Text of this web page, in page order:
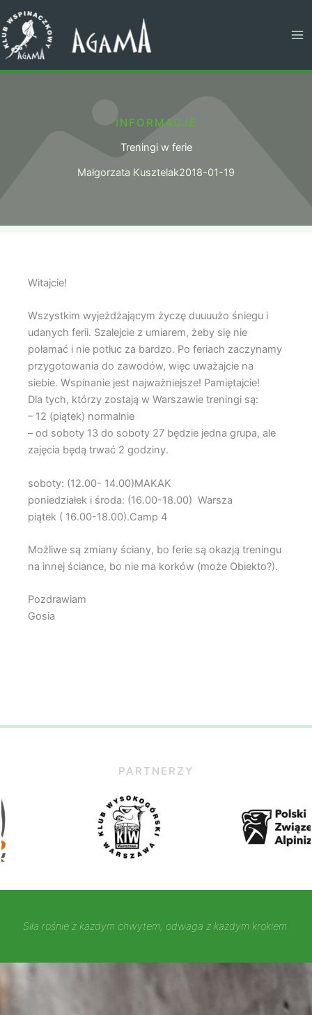
do
treści
INFORMACJE
Treningi w ferie
Małgorzata Kusztelak2018-01-19
Witajcie!
Wszystkim wyjeżdżającym życzę duuuużo śniegu i
udanych ferii. Szalejcie z umiarem, żeby się nie
połamać i nie potłuc za bardzo. Po feriach zaczynamy
przygotowania do zawodów, więc uważajcie na
siebie. Wspinanie jest najważniejsze! Pamiętajcie!
Dla tych, którzy zostają w Warszawie treningi są:
– 12 (piątek) normalnie
– od soboty 13 do soboty 27 będzie jedna grupa, ale
zajęcia będą trwać 2 godziny.
soboty: (12.00- 14.00)MAKAK
poniedziałek i środa: (16.00-18.00) Warsza
piątek ( 16.00-18.00).Camp 4
Możliwe są zmiany ściany, bo ferie są okazją treningu
na innej ściance, bo nie ma korków (może Obiekto?).
Pozdrawiam
Gosia
PARTNERZY
Siła rośnie z każdym chwytem, odwaga z każdym krokiem.